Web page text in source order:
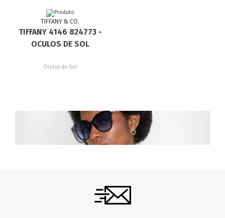
TIFFANY & CO.
TIFFANY 4146 824773 -
OCULOS DE SOL
Óculos de Sol